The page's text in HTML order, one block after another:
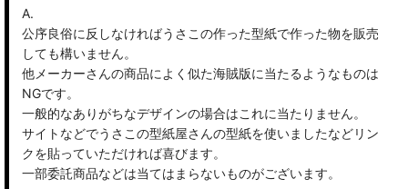
A.
公序良俗に反しなければうさこの作った型紙で作った物を販売
しても構いません。
他メーカーさんの商品によく似た海賊版に当たるようなものは
NGです。
一般的なありがちなデザインの場合はこれに当たりません。
サイトなどでうさこの型紙屋さんの型紙を使いましたなどリン
クを貼っていただければ喜びます。
一部委託商品などは当てはまらないものがございます。